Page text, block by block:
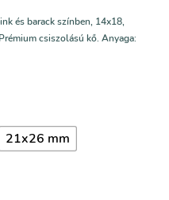
és barackszínben, 14x18,
csiszolású kő. Anyaga:
21x26 mm